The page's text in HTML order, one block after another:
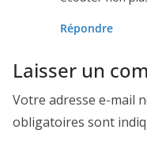
Répondre
Laisser un
Votre adresse e-mail
obligatoires sont